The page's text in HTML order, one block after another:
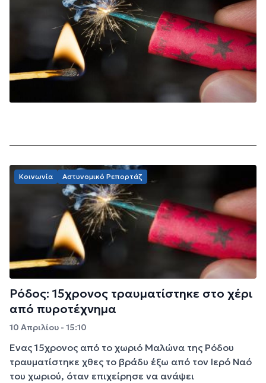
Κοινωνία Αστυνομικό Ρεπορτάζ
Ρόδος: 15χρονος τραυματίστηκε στο χέρι
από πυροτέχνημα
10 Απριλίου - 15:10
Ένας 15χρονος από το χωριό Μαλώνα της Ρόδου
τραυματίστηκε χθες το βράδυ έξω από τον Ιερό Ναό
του χωριού, όταν επιχείρησε να ανάψει